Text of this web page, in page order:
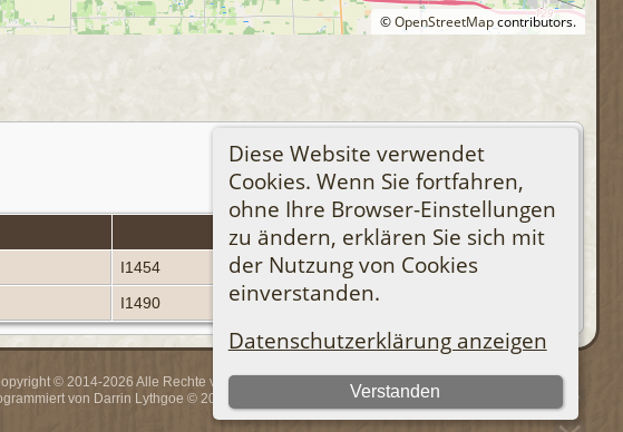
Diese Website verwendet
Cookies. Wenn Sie fortfahren,
ohne Ihre Browser-Einstellungen
zu ändern, erklären Sie sich mit
der Nutzung von Cookies
einverstanden.
Datenschutzerklärung anzeigen
Verstanden
©OpenStreetMapcontributors.
Personen-Kennung
I1454
I1490
© 2014-2026 Alle Rechte vorbehalten.
von Darrin Lythgoe © 2001-2026.